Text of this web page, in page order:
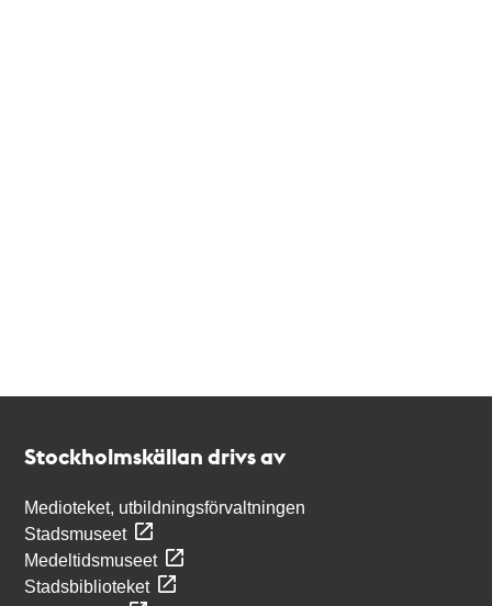
Stockholmskällan drivs av
Medioteket, utbildningsförvaltningen
Stadsmuseet
Medeltidsmuseet
Stadsbiblioteket